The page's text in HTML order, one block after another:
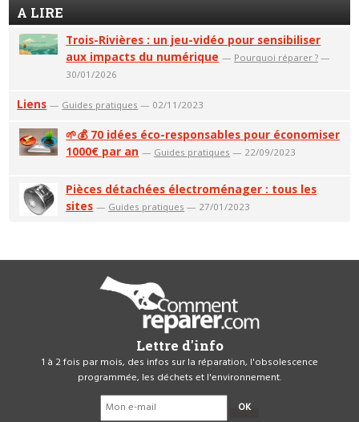
A LIRE
Trois-Rivières : un jeu-vidéo pour sensibiliser
aux impacts du numérique — Pourquoi réparer ? —
30/01/2026
Liens — Guides pratiques — 02/11/2023
🌱💰 70 idées éco-responsables pour économiser
1000€ par an — Guides pratiques — 22/09/2023
Pièces détachées électroménager : tous les
sites — Guides pratiques — 27/01/2023
Lettre d'info
1 à 2 fois par mois, des infos sur la réparation, l'obsolescence
programmée, les déchets et l'environnement.
OK